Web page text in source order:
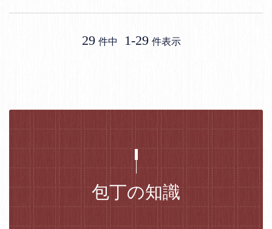
29 件中 1-29 件表示
包丁の知識